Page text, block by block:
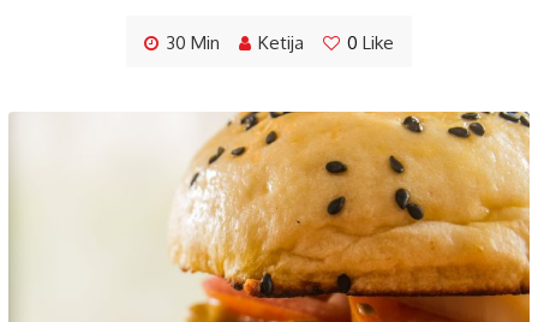
30 Min Ketija 0 Like